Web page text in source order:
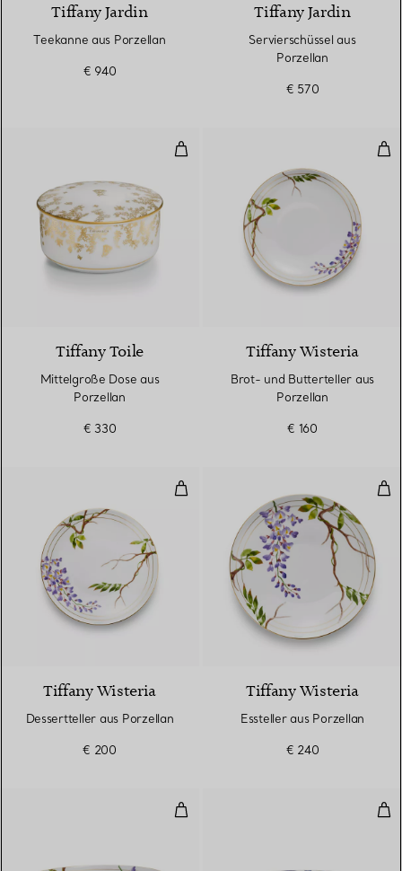
Tiffany Jardin
Teekanne aus Porzellan
€ 940
Tiffany Jardin
Servierschüssel aus
Porzellan
€ 570
Mittelgroße Dose aus Porzellan
Tiffany Toile
Mittelgroße Dose aus
Porzellan
€ 330
Tiffany Wisteria
Brot- und Butterteller aus
Porzellan
€ 160
Dessertteller aus Porzellan
Tiffany Wisteria
Dessertteller aus Porzellan
€ 200
Tiffany Wisteria
Essteller aus Porzellan
€ 240
Schale aus Porzellan